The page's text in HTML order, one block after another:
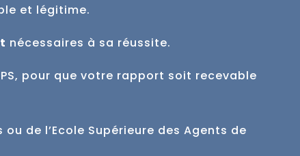
et légitime.
nécessaires à sa réussite.
pour que votre rapport soit recevable
ou de l’Ecole Supérieure des Agents de